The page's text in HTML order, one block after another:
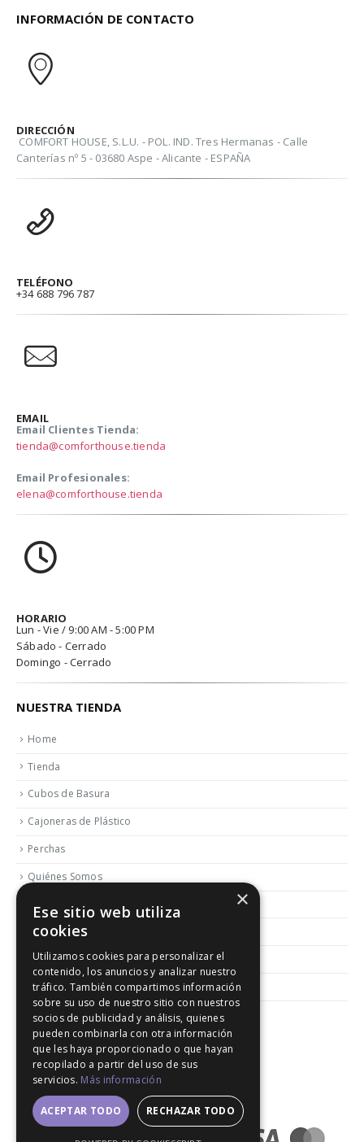
INFORMACIÓN DE CONTACTO
DIRECCIÓN
COMFORT HOUSE, S.L.U. - POL. IND. Tres Hermanas - Calle
Canterías nº 5 - 03680 Aspe - Alicante - ESPAÑA
TELÉFONO
+34 688 796 787
EMAIL
Email Clientes Tienda:
tienda@comforthouse.tienda
Email Profesionales:
elena@comforthouse.tienda
HORARIO
Lun - Vie / 9:00 AM - 5:00 PM
Sábado - Cerrado
Domingo - Cerrado
NUESTRA TIENDA
Home
Tienda
Cubos de Basura
Cajoneras de Plástico
Perchas
Quiénes Somos
Contactar
Blog
Política de Reembolso y Devoluciones
Aviso Legal
© 2020. All Rights Reserved │ Developed LGM
×
Ese sitio web utiliza
cookies
Utilizamos cookies para personalizar el
contenido, los anuncios y analizar nuestro
tráfico. También compartimos información
sobre su uso de nuestro sitio con nuestros
socios de publicidad y análisis, quienes
pueden combinarla con otra información
que les haya proporcionado o que hayan
recopilado a partir del uso de sus
servicios. Más información
ACEPTAR TODO RECHAZAR TODO